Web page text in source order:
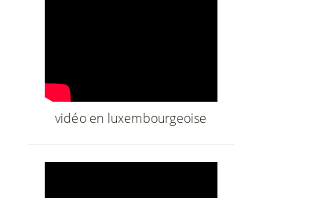
vidéo en luxembourgeoise